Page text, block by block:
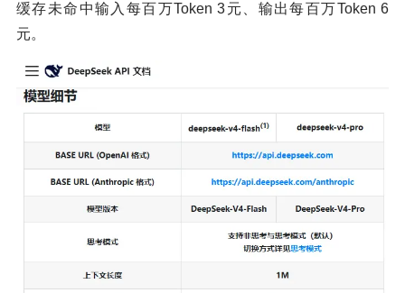
缓存未命中输入每百万Token 3元、输出每百万Token 6
元。